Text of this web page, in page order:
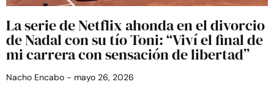
La serie de Netflix ahonda en el divorcio
de Nadal con su tío Toni: “Viví el final de
mi carrera con sensación de libertad”
Nacho Encabo mayo 26, 2026